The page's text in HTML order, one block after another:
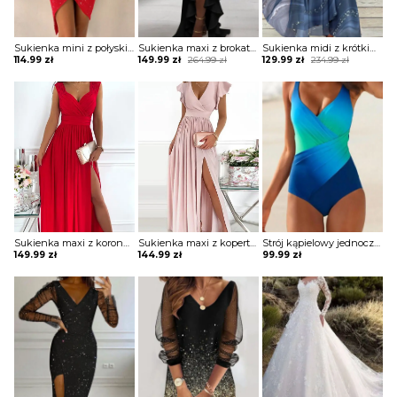
Sukienka mini z połyskiem asymetryczna
114.99 zł
Sukienka maxi z brokatową górą i falbaną
264.99zł
Original
264.99 zł.
149.99 zł
Current
149.99 zł.
Sukienka midi z krótkim rękawem ze zwiewnego materiału
234.99zł
Original
was:
234.99 zł.
129.99 zł
Current
129.99 zł.
Sukienka maxi z koronkowymi ramiączkami
149.99 zł
Sukienka maxi z kopertową górą z falbankami
144.99 zł
Strój kąpielowy jednoczęściowy z drapowaniem
99.99 zł